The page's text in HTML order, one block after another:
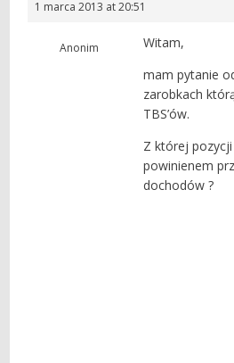
1 marca 2013 at 20:51
Anonim
Witam,
mam pytanie
zarobkach
TBS’ów.
Z której
powinienem
dochodów ?